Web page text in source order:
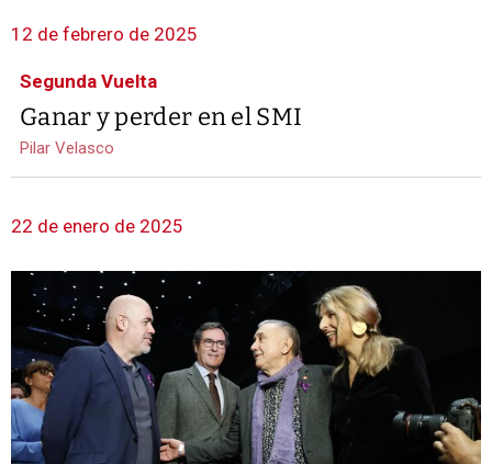
12 de febrero de 2025
Segunda Vuelta
Ganar y perder en el SMI
Pilar Velasco
22 de enero de 2025